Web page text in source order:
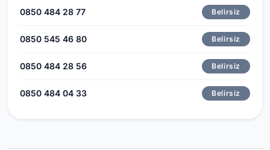
0850 484 28 77 Belirsiz
0850 545 46 80 Belirsiz
0850 484 28 56 Belirsiz
0850 484 04 33 Belirsiz